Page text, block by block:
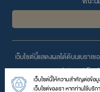
เว็บไซต์นี้แสดงผลได้ดีบนเบราเซ
Internet
© 2559 สงวนลิขสิทธิ์ตามพ
เว็บไซต์นี้ให้ความสำคัญต่อข้
เว็บไซต์ของเรา หากท่านใช้บริ